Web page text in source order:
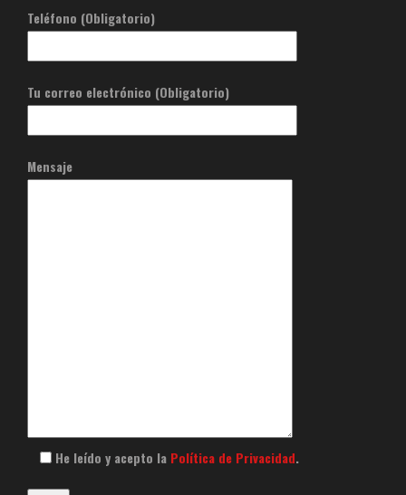
Teléfono (Obligatorio)
Tu correo electrónico (Obligatorio)
Mensaje
He leído y acepto la Política de Privacidad.